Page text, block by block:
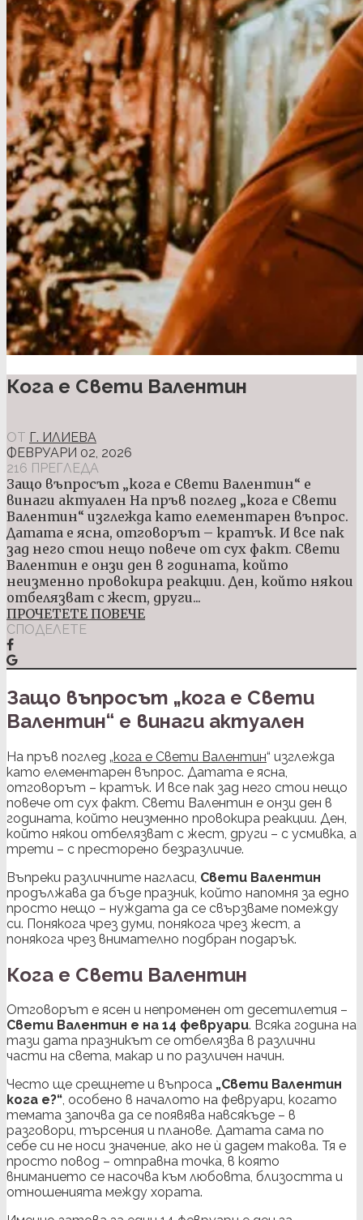
Кога е Свети Валентин
ОТ Г. ИЛИЕВА
ФЕВРУАРИ 02, 2026
216 ПРЕГЛЕДА
Защо въпросът „кога е Свети Валентин“ е
винаги актуален На пръв поглед „кога е Свети
Валентин“ изглежда като елементарен въпрос.
Датата е ясна, отговорът – кратък. И все пак
зад него стои нещо повече от сух факт. Свети
Валентин е онзи ден в годината, който
неизменно провокира реакции. Ден, който някои
отбелязват с жест, други...
ПРОЧЕТЕТЕ ПОВЕЧЕ
СПОДЕЛЕТЕ
Защо въпросът „кога е Свети
Валентин“ е винаги актуален
На пръв поглед „кога е Свети Валентин“ изглежда
като елементарен въпрос. Датата е ясна,
отговорът – кратък. И все пак зад него стои нещо
повече от сух факт. Свети Валентин е онзи ден в
годината, който неизменно провокира реакции. Ден,
който някои отбелязват с жест, други – с усмивка, а
трети – с престорено безразличие.
Въпреки различните нагласи, Свети Валентин
продължава да бъде празник, който напомня за едно
просто нещо – нуждата да се свързваме помежду
си. Понякога чрез думи, понякога чрез жест, а
понякога чрез внимателно подбран подарък.
Кога е Свети Валентин
Отговорът е ясен и непроменен от десетилетия –
Свети Валентин е на 14 февруари. Всяка година на
тази дата празникът се отбелязва в различни
части на света, макар и по различен начин.
Често ще срещнете и въпроса „Свети Валентин
кога е?“, особено в началото на февруари, когато
темата започва да се появява навсякъде – в
разговори, търсения и планове. Датата сама по
себе си не носи значение, ако не ѝ дадем такова. Тя е
просто повод – отправна точка, в която
вниманието се насочва към любовта, близостта и
отношенията между хората.